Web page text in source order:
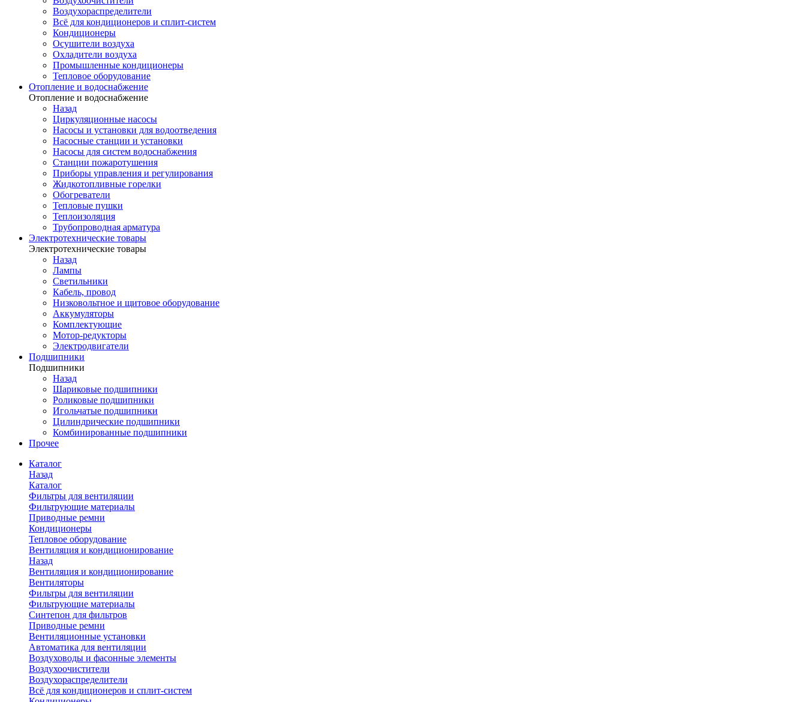
Воздухораспределители
Всё для кондиционеров и сплит-систем
Кондиционеры
Осушители воздуха
Охладители воздуха
Промышленные кондиционеры
Тепловое оборудование
Отопление и водоснабжение
Отопление и водоснабжение
Назад
Циркуляционные насосы
Насосы и установки для водоотведения
Насосные станции и установки
Насосы для систем водоснабжения
Станции пожаротушения
Приборы управления и регулирования
Жидкотопливные горелки
Обогреватели
Тепловые пушки
Теплоизоляция
Трубопроводная арматура
Электротехнические товары
Электротехнические товары
Назад
Лампы
Светильники
Кабель, провод
Низковольтное и щитовое оборудование
Аккумуляторы
Комплектующие
Мотор-редукторы
Электродвигатели
Подшипники
Подшипники
Назад
Шариковые подшипники
Роликовые подшипники
Игольчатые подшипники
Цилиндрические подшипники
Комбинированные подшипники
Прочее
Каталог
Назад
Каталог
Фильтры для вентиляции
Фильтрующие материалы
Приводные ремни
Кондиционеры
Тепловое оборудование
Вентиляция и кондиционирование
Назад
Вентиляция и кондиционирование
Вентиляторы
Фильтры для вентиляции
Фильтрующие материалы
Синтепон для фильтров
Приводные ремни
Вентиляционные установки
Автоматика для вентиляции
Воздуховоды и фасонные элементы
Воздухоочистители
Воздухораспределители
Всё для кондиционеров и сплит-систем